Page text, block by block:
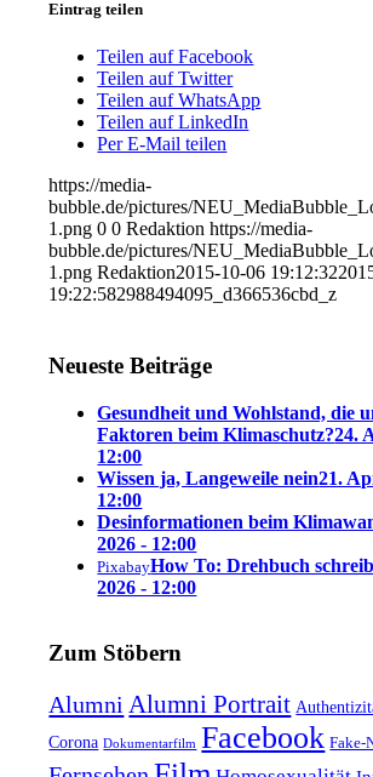
Eintrag teilen
Teilen auf Facebook
Teilen auf Twitter
Teilen auf WhatsApp
Teilen auf LinkedIn
Per E-Mail teilen
https://media-
bubble.de/pictures/
1.png 0 0 Redaktion https://media-
bubble.de/pictures/
1.png Redaktion2015-10-06 19:12:32
19:22:582988494095_d366536cbd_z
Neueste Beiträge
Gesundheit und Wohlstand, die
Faktoren beim Klimaschutz?24.
12:00
Wissen ja, Langeweile nein21.
12:00
Desinformationen beim
2026 - 12:00
PixabayHow To: Drehbuch
2026 - 12:00
Zum Stöbern
Alumni Alumni Portrait
Corona Dokumentarfilm Facebook Fake-